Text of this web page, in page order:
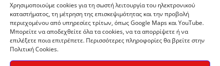
Χρησιμοποιούμε cookies για τη σωστή λειτουργία του ηλεκτρονικού
καταστήματος, τη μέτρηση της επισκεψιμότητας και την προβολή
περιεχομένου από υπηρεσίες τρίτων, όπως Google Maps και YouTube.
Μπορείτε να αποδεχθείτε όλα τα cookies, να τα απορρίψετε ή να
επιλέξετε ποια επιτρέπετε. Περισσότερες πληροφορίες θα βρείτε στην
Πολιτική Cookies.
Solidarity